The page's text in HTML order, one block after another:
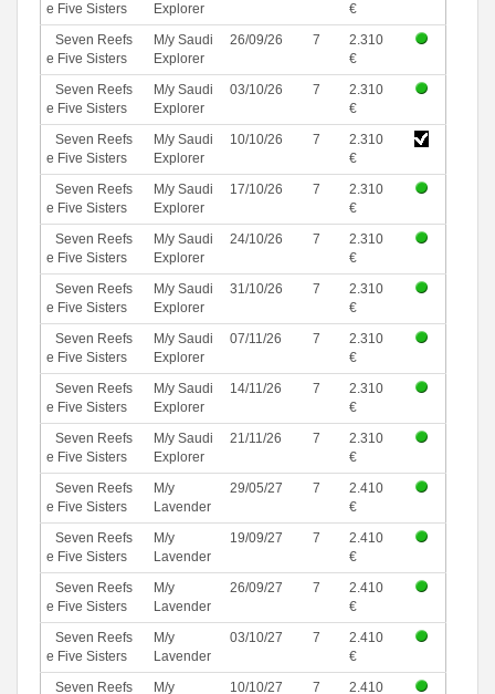
e Five Sisters
Explorer
€
Seven Reefs
e Five Sisters
M/y Saudi
Explorer
26/09/26 7
2.310
€
Seven Reefs
e Five Sisters
M/y Saudi
Explorer
03/10/26 7
2.310
€
Seven Reefs
e Five Sisters
M/y Saudi
Explorer
10/10/26 7
2.310
€
Seven Reefs
e Five Sisters
M/y Saudi
Explorer
17/10/26 7
2.310
€
Seven Reefs
e Five Sisters
M/y Saudi
Explorer
24/10/26 7
2.310
€
Seven Reefs
e Five Sisters
M/y Saudi
Explorer
31/10/26 7
2.310
€
Seven Reefs
e Five Sisters
M/y Saudi
Explorer
07/11/26 7
2.310
€
Seven Reefs
e Five Sisters
M/y Saudi
Explorer
14/11/26 7
2.310
€
Seven Reefs
e Five Sisters
M/y Saudi
Explorer
21/11/26 7
2.310
€
Seven Reefs
e Five Sisters
M/y
Lavender
29/05/27 7
2.410
€
Seven Reefs
e Five Sisters
M/y
Lavender
19/09/27 7
2.410
€
Seven Reefs
e Five Sisters
M/y
Lavender
26/09/27 7
2.410
€
Seven Reefs
e Five Sisters
M/y
Lavender
03/10/27 7
2.410
€
Seven Reefs
M/y 10/10/27 7 2.410